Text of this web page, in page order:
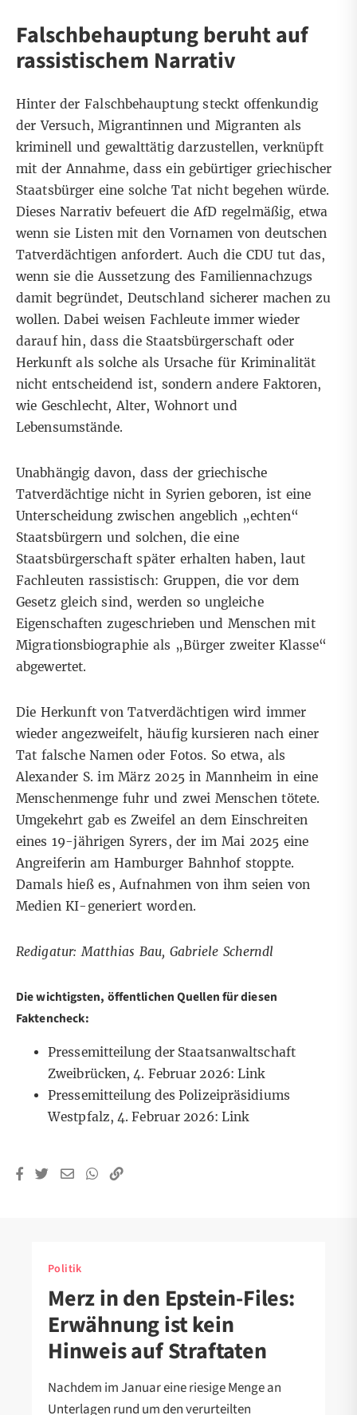
Falschbehauptung beruht auf
rassistischem Narrativ
Hinter der Falschbehauptung steckt offenkundig
der Versuch, Migrantinnen und Migranten als
kriminell und gewalttätig darzustellen, verknüpft
mit der Annahme, dass ein gebürtiger griechischer
Staatsbürger eine solche Tat nicht begehen würde.
Dieses Narrativ befeuert die AfD regelmäßig, etwa
wenn sie Listen mit denVornamen von deutschen
Tatverdächtigen anfordert. Auch die CDU tut das,
wenn sie die Aussetzung des Familiennachzugs
damit begründet, Deutschland sicherer machen zu
wollen. Dabei weisen Fachleute immer wieder
darauf hin, dass die Staatsbürgerschaft oder
Herkunft als solche als Ursache für Kriminalität
nicht entscheidend ist, sondern andere Faktoren,
wie Geschlecht, Alter, Wohnort und
Lebensumstände.
Unabhängig davon, dass der griechische
Tatverdächtige nicht in Syrien geboren, ist eine
Unterscheidung zwischen angeblich „echten“
Staatsbürgern und solchen, die eine
Staatsbürgerschaft später erhalten haben,laut
Fachleuten rassistisch: Gruppen, die vor dem
Gesetz gleich sind, werden so ungleiche
Eigenschaften zugeschrieben und Menschen mit
Migrationsbiographie als „Bürger zweiter Klasse“
abgewertet.
Die Herkunft von Tatverdächtigen wird immer
wieder angezweifelt, häufig kursieren nach einer
Tat falsche Namen oder Fotos. So etwa, als
Alexander S.im März 2025 in Mannheim in eine
Menschenmenge fuhr und zwei Menschen tötete.
Umgekehrt gab es Zweifel an dem Einschreiten
eines 19-jährigen Syrers, der im Mai 2025 eine
Angreiferin am Hamburger Bahnhof stoppte.
Damals hieß es, Aufnahmen von ihm seien von
Medien KI-generiert worden.
Redigatur: Matthias Bau, Gabriele Scherndl
Die wichtigsten, öffentlichen Quellen für diesen
Faktencheck:
Pressemitteilung der Staatsanwaltschaft
Zweibrücken, 4. Februar 2026:Link
Pressemitteilung des Polizeipräsidiums
Westpfalz, 4. Februar 2026: Link
Politik
Merz in den Epstein-Files:
Erwähnung ist kein
Hinweis auf Straftaten
Nachdem im Januar eine riesige Menge an
Unterlagen rund um den verurteilten